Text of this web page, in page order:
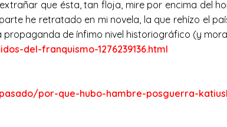
que ésta, tan floja, mire por encima del
he retratado en mi novela, la que rehízo el
propaganda de ínfimo nivel historiográfico (y
del-franquismo-1276239136.html
por-que-hubo-hambre-posguerra-